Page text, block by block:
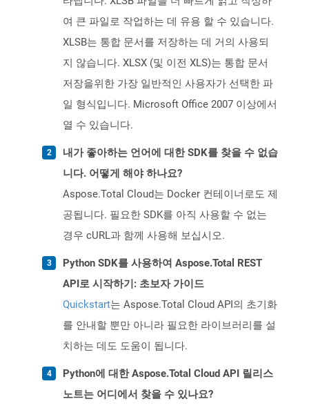
여 큰 파일로 작업하는 데 유용 할 수 있습니다.
XLSB는 통합 문서를 저장하는 데 거의 사용되
지 않습니다. XLSX (및 이전 XLS)는 통합 문서
저장을위한 가장 일반적인 사용자가 선택한 파
일 형식입니다. Microsoft Office 2007 이상에서
열 수 있습니다.
내가 좋아하는 언어에 대한 SDK를 찾을 수 없습
니다. 어떻게 해야 하나요?
Aspose.Total Cloud는 Docker 컨테이너로도 제
공됩니다. 필요한 SDK를 아직 사용할 수 없는
경우 cURL과 함께 사용해 보십시오.
Python SDK를 사용하여 Aspose.Total REST
API로 시작하기: 초보자 가이드
Quickstart는 Aspose.Total Cloud API의 초기화
를 안내할 뿐만 아니라 필요한 라이브러리를 설
치하는 데도 도움이 됩니다.
Python에 대한 Aspose.Total Cloud API 릴리스
노트는 어디에서 찾을 수 있나요?